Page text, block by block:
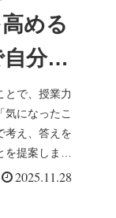
める
分を
頭のな
俊
とで、授業力
気になったこ
考え、答えを
を提案しまし
2025.11.28